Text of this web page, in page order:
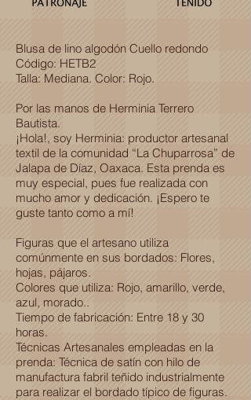
Blusa de lino algodón Cuello redondo
Código: HETB2
Talla: Mediana. Color: Rojo.
Por las manos de Herminia Terrero
Bautista.
¡Hola!, soy Herminia: productor artesanal
textil de la comunidad “La Chuparrosa” de
Jalapa de Díaz, Oaxaca. Esta prenda es
muy especial, pues fue realizada con
mucho amor y dedicación. ¡Espero te
guste tanto como a mí!
Figuras que el artesano utiliza
comúnmente en sus bordados: Flores,
hojas, pájaros.
Colores que utiliza: Rojo, amarillo, verde,
azul, morado..
Tiempo de fabricación: Entre 18 y 30
horas.
Técnicas Artesanales empleadas en la
prenda: Técnica de satín con hilo de
manufactura fabril teñido industrialmente
para realizar el bordado típico de figuras.